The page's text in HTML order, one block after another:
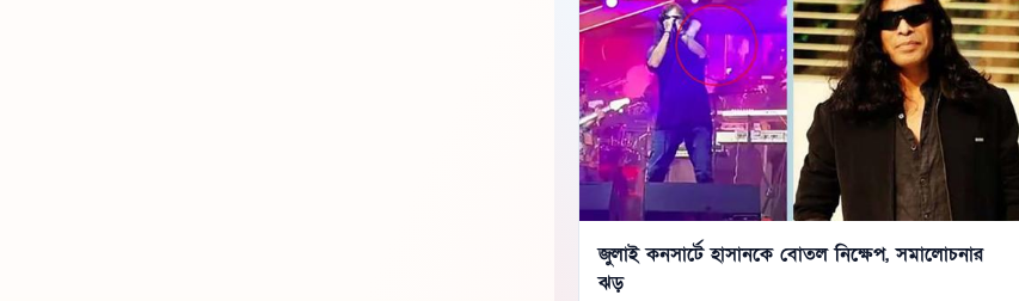
জুলাই কনসার্টে হাসানকে বোতল নিক্ষেপ, সমালোচনার
ঝড়